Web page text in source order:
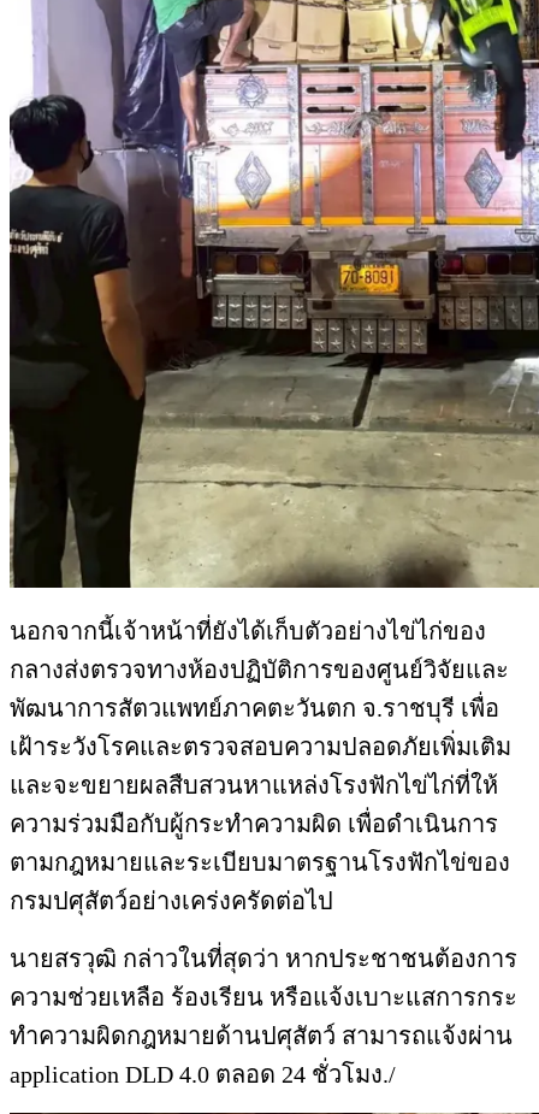
นอกจากนี้เจ้าหน้าที่ยังได้เก็บตัวอย่างไข่ไก่ของ
กลางส่งตรวจทางห้องปฏิบัติการของศูนย์วิจัยและ
พัฒนาการสัตวแพทย์ภาคตะวันตก จ.ราชบุรี เพื่อ
เฝ้าระวังโรคและตรวจสอบความปลอดภัยเพิ่มเติม
และจะขยายผลสืบสวนหาแหล่งโรงฟักไข่ไก่ที่ให้
ความร่วมมือกับผู้กระทำความผิด เพื่อดำเนินการ
ตามกฎหมายและระเบียบมาตรฐานโรงฟักไข่ของ
กรมปศุสัตว์อย่างเคร่งครัดต่อไป
นายสรวุฒิ กล่าวในที่สุดว่า หากประชาชนต้องการ
ความช่วยเหลือ ร้องเรียน หรือแจ้งเบาะแสการกระ
ทำความผิดกฎหมายด้านปศุสัตว์ สามารถแจ้งผ่าน
application DLD 4.0 ตลอด​ 24 ชั่วโมง​./